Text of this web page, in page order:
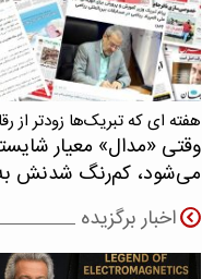
هفته ای که تبریک‌ها زودتر از
وقتی «مدال‌» معیار
می‌شود، کم‌رنگ شدنش
اخبار برگزیده